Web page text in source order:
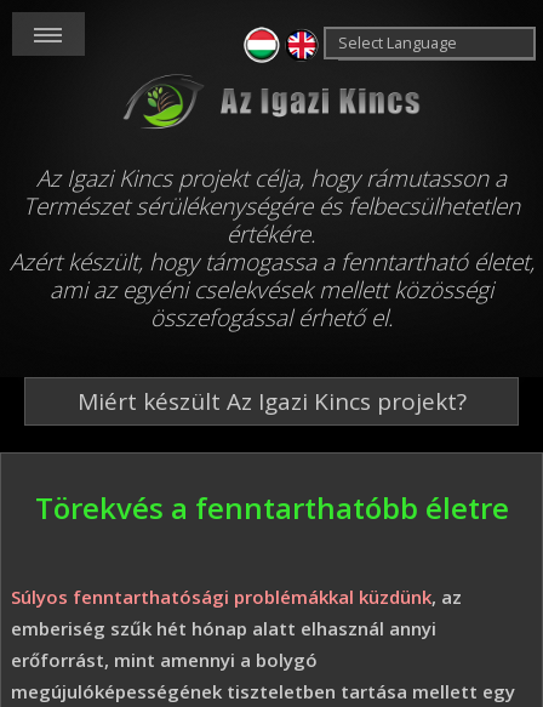
Az Igazi Kincs projekt célja, hogy rámutasson a
Természet sérülékenységére és felbecsülhetetlen
értékére.
Azért készült, hogy támogassa a fenntartható életet,
ami az egyéni cselekvések mellett közösségi
összefogással érhető el.
Miért készült Az Igazi Kincs projekt?
Törekvés a fenntarthatóbb életre
Súlyos fenntarthatósági problémákkal küzdünk, az
emberiség szűk hét hónap alatt elhasznál annyi
erőforrást, mint amennyi a bolygó
megújulóképességének tiszteletben tartása mellett egy